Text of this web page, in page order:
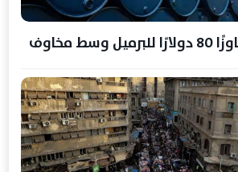
النفط يرتفع متجاوزًا 80 دولارًا للبرميل وسط مخاوف